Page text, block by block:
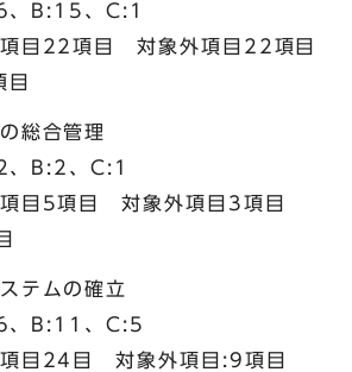
、B:15、C:1
項目22項目 対象外項目22項目
目
総合管理
、B:2、C:1
目5項目 対象外項目3項目
テムの確立
、B:11、C:5
項目24目 対象外項目:9項目